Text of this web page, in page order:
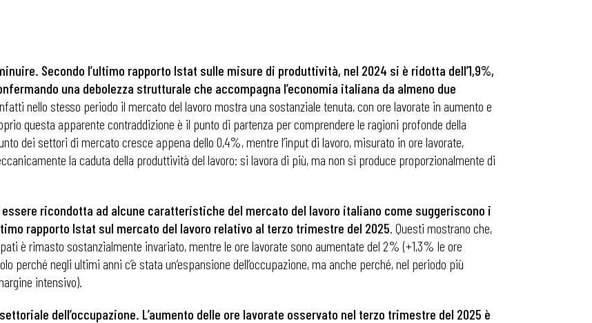
Secondo l’ultimo rapporto Istat sulle misure di produttività, nel 2024 si è ridotta dell’1,9%,
una debolezza strutturale che accompagna l’economia italiana da almeno due
nello stesso periodo il mercato del lavoro mostra una sostanziale tenuta, con ore lavorate in aumento e
questa apparente contraddizione è il punto di partenza per comprendere le ragioni profonde della
dei settori di mercato cresce appena dello 0,4%, mentre l’input di lavoro, misurato in ore lavorate,
la caduta della produttività del lavoro: si lavora di più, ma non si produce proporzionalmente di
ricondotta ad alcune caratteristiche del mercato del lavoro italiano come suggeriscono i
rapporto Istat sul mercato del lavoro relativo al terzo trimestre del 2025. Questi mostrano che,
è rimasto sostanzialmente invariato, mentre le ore lavorate sono aumentate del 2% (+1,3% le ore
perché negli ultimi anni c’è stata un’espansione dell’occupazione, ma anche perché, nel periodo più
intensivo).
dell’occupazione. L’aumento delle ore lavorate osservato nel terzo trimestre del 2025 è